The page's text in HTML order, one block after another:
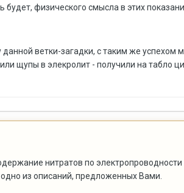
физического смысла в этих
ветки-загадки, с таким же
щупы в элекролит - получили на табло
нитратов по
из описаний, предложенных Вами.